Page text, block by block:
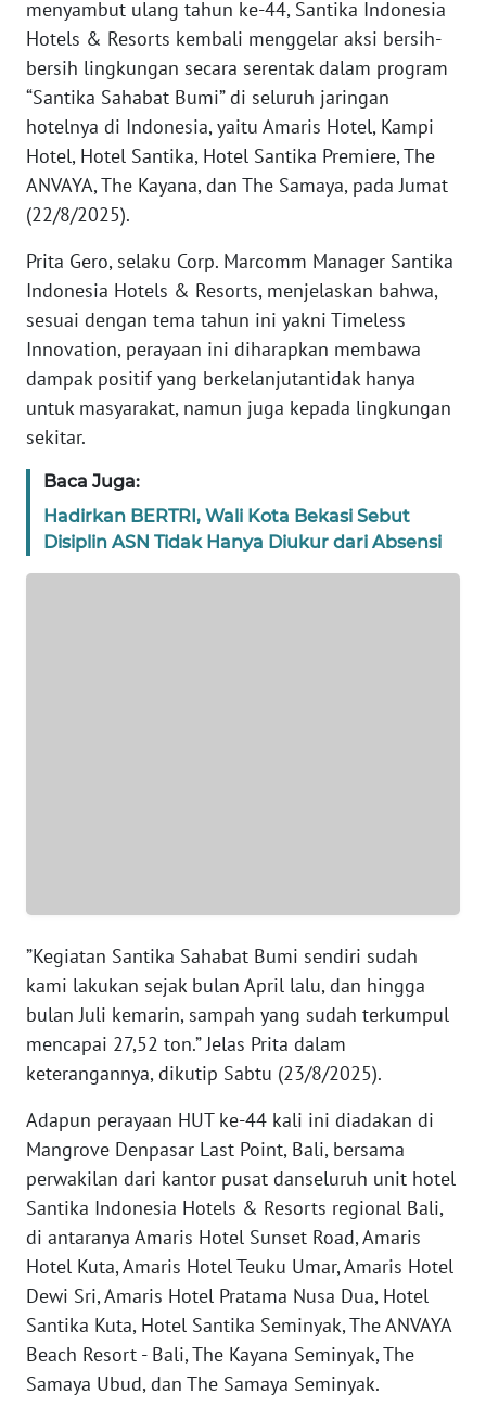
menyambut ulang tahun ke-44, Santika Indonesia
Hotels & Resorts kembali menggelar aksi bersih-
bersih lingkungan secara serentak dalam program
“Santika Sahabat Bumi” di seluruh jaringan
hotelnya di Indonesia, yaitu Amaris Hotel, Kampi
Hotel, Hotel Santika, Hotel Santika Premiere, The
ANVAYA, The Kayana, dan The Samaya, pada Jumat
(22/8/2025).
Prita Gero, selaku Corp. Marcomm Manager Santika
Indonesia Hotels & Resorts, menjelaskan bahwa,
sesuai dengan tema tahun ini yakni Timeless
Innovation, perayaan ini diharapkan membawa
dampak positif yang berkelanjutantidak hanya
untuk masyarakat, namun juga kepada lingkungan
sekitar.
Baca Juga:
Hadirkan BERTRI, Wali Kota Bekasi Sebut
Disiplin ASN Tidak Hanya Diukur dari Absensi
”Kegiatan Santika Sahabat Bumi sendiri sudah
kami lakukan sejak bulan April lalu, dan hingga
bulan Juli kemarin, sampah yang sudah terkumpul
mencapai 27,52 ton.” Jelas Prita dalam
keterangannya, dikutip Sabtu (23/8/2025).
Adapun perayaan HUT ke-44 kali ini diadakan di
Mangrove Denpasar Last Point, Bali, bersama
perwakilan dari kantor pusat danseluruh unit hotel
Santika Indonesia Hotels & Resorts regional Bali,
di antaranya Amaris Hotel Sunset Road, Amaris
Hotel Kuta, Amaris Hotel Teuku Umar, Amaris Hotel
Dewi Sri, Amaris Hotel Pratama Nusa Dua, Hotel
Santika Kuta, Hotel Santika Seminyak, The ANVAYA
Beach Resort - Bali, The Kayana Seminyak, The
Samaya Ubud, dan The Samaya Seminyak.
REDAKSI
KARIR
DISCLAIMER
Wahana
News
WN
SUMUT
WN
JAKARTA
JABAR
WN
BANTEN
WN
RIAU
WN
SERAMBI
WN
WN
SULTRA
WN
NTB
WN
SULTENG